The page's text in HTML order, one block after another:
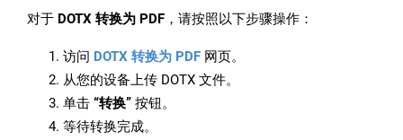
对于 DOTX 转换为 PDF ，请按照以下步骤操作：
访问 DOTX 转换为 PDF 网页。
从您的设备上传 DOTX 文件。
单击 “转换” 按钮。
等待转换完成。